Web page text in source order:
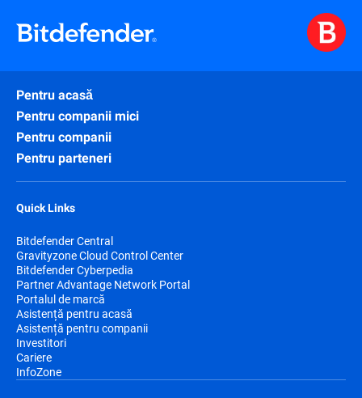
Pentru acasă
Pentru companii mici
Pentru companii
Pentru parteneri
Quick Links
Bitdefender Central
Gravityzone Cloud Control Center
Bitdefender Cyberpedia
Partner Advantage Network Portal
Portalul de marcă
Asistență pentru acasă
Asistență pentru companii
Investitori
Cariere
InfoZone